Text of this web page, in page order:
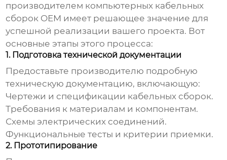
производителем компьютерных кабельных
сборок OEM имеет решающее значение для
успешной реализации вашего проекта. Вот
основные этапы этого процесса:
1. Подготовка технической документации
Предоставьте производителю подробную
техническую документацию, включающую:
Чертежи и спецификации кабельных сборок.
Требования к материалам и компонентам.
Схемы электрических соединений.
Функциональные тесты и критерии приемки.
2. Прототипирование